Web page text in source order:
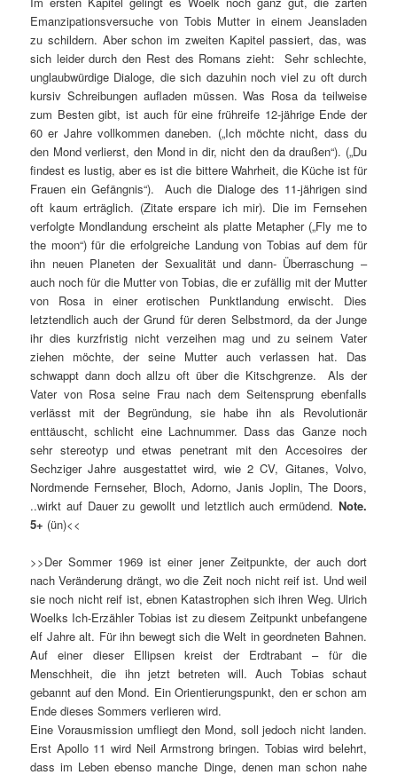
Emanzipationsversuche von Tobis Mutter in einem Jeansladen
zu schildern. Aber schon im zweiten Kapitel passiert, das, was
sich leider durch den Rest des Romans zieht: Sehr schlechte,
unglaubwürdige Dialoge, die sich dazuhin noch viel zu oft durch
kursiv Schreibungen aufladen müssen. Was Rosa da teilweise
zum Besten gibt, ist auch für eine frühreife 12-jährige Ende der
60 er Jahre vollkommen daneben. („Ich möchte nicht, dass du
den Mond verlierst, den Mond in dir, nicht den da draußen“). („Du
findest es lustig, aber es ist die bittere Wahrheit, die Küche ist für
Frauen ein Gefängnis“). Auch die Dialoge des 11-jährigen sind
oft kaum erträglich. (Zitate erspare ich mir). Die im Fernsehen
verfolgte Mondlandung erscheint als platte Metapher („Fly me to
the moon“) für die erfolgreiche Landung von Tobias auf dem für
ihn neuen Planeten der Sexualität und dann- Überraschung –
auch noch für die Mutter von Tobias, die er zufällig mit der Mutter
von Rosa in einer erotischen Punktlandung erwischt. Dies
letztendlich auch der Grund für deren Selbstmord, da der Junge
ihr dies kurzfristig nicht verzeihen mag und zu seinem Vater
ziehen möchte, der seine Mutter auch verlassen hat. Das
schwappt dann doch allzu oft über die Kitschgrenze. Als der
Vater von Rosa seine Frau nach dem Seitensprung ebenfalls
verlässt mit der Begründung, sie habe ihn als Revolutionär
enttäuscht, schlicht eine Lachnummer. Dass das Ganze noch
sehr stereotyp und etwas penetrant mit den Accesoires der
Sechziger Jahre ausgestattet wird, wie 2 CV, Gitanes, Volvo,
Nordmende Fernseher, Bloch, Adorno, Janis Joplin, The Doors,
..wirkt auf Dauer zu gewollt und letztlich auch ermüdend. Note.
5+ (ün)<<
>>Der Sommer 1969 ist einer jener Zeitpunkte, der auch dort
nach Veränderung drängt, wo die Zeit noch nicht reif ist. Und weil
sie noch nicht reif ist, ebnen Katastrophen sich ihren Weg. Ulrich
Woelks Ich-Erzähler Tobias ist zu diesem Zeitpunkt unbefangene
elf Jahre alt. Für ihn bewegt sich die Welt in geordneten Bahnen.
Auf einer dieser Ellipsen kreist der Erdtrabant – für die
Menschheit, die ihn jetzt betreten will. Auch Tobias schaut
gebannt auf den Mond. Ein Orientierungspunkt, den er schon am
Ende dieses Sommers verlieren wird.
Eine Vorausmission umfliegt den Mond, soll jedoch nicht landen.
Erst Apollo 11 wird Neil Armstrong bringen. Tobias wird belehrt,
dass im Leben ebenso manche Dinge, denen man schon nahe